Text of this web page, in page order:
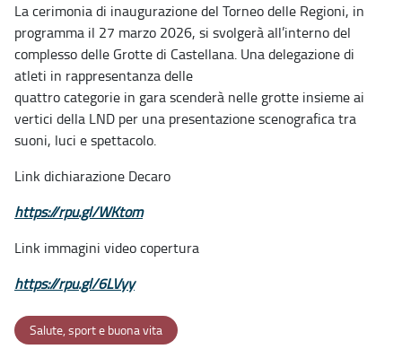
La cerimonia di inaugurazione del Torneo delle Regioni, in
programma il 27 marzo 2026, si svolgerà all’interno del
complesso delle Grotte di Castellana. Una delegazione di
atleti in rappresentanza delle
quattro categorie in gara scenderà nelle grotte insieme ai
vertici della LND per una presentazione scenografica tra
suoni, luci e spettacolo.
Link dichiarazione Decaro
https://rpu.gl/WKtom
Link immagini video copertura
https://rpu.gl/6LVyy
Salute, sport e buona vita